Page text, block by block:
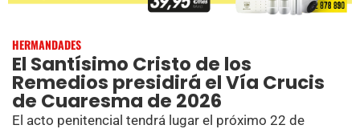
HERMANDADES
El Santísimo Cristo de los
Remedios presidirá el Vía Crucis
de Cuaresma de 2026
El acto penitencial tendrá lugar el próximo 22 de